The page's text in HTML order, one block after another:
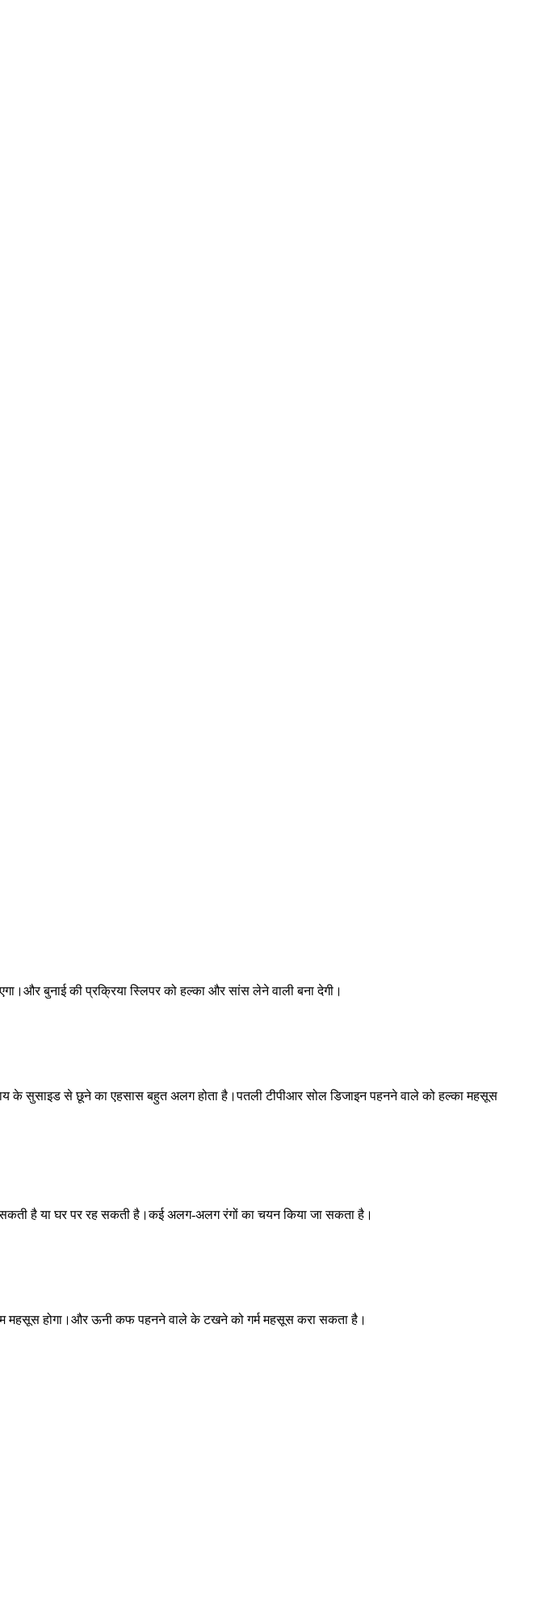
बुनाई की प्रक्रिया स्लिपर को हल्का और सांस लेने वाली बना देगी।
के सुसाइड से छूने का एहसास बहुत अलग होता है।पतली टीपीआर सोल डिजाइन पहनने वाले को हल्का महसूस
है या घर पर रह सकती है।कई अलग-अलग रंगों का चयन किया जा सकता है।
महसूस होगा।और ऊनी कफ पहनने वाले के टखने को गर्म महसूस करा सकता है।